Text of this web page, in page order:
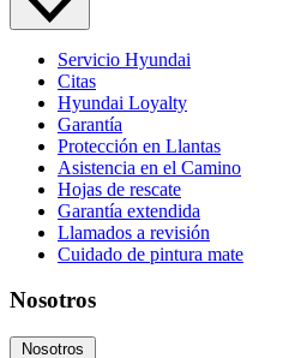
Servicio Hyundai
Citas
Hyundai Loyalty
Garantía
Protección en Llantas
Asistencia en el Camino
Hojas de rescate
Garantía extendida
Llamados a revisión
Cuidado de pintura mate⁠
Nosotros
Nosotros